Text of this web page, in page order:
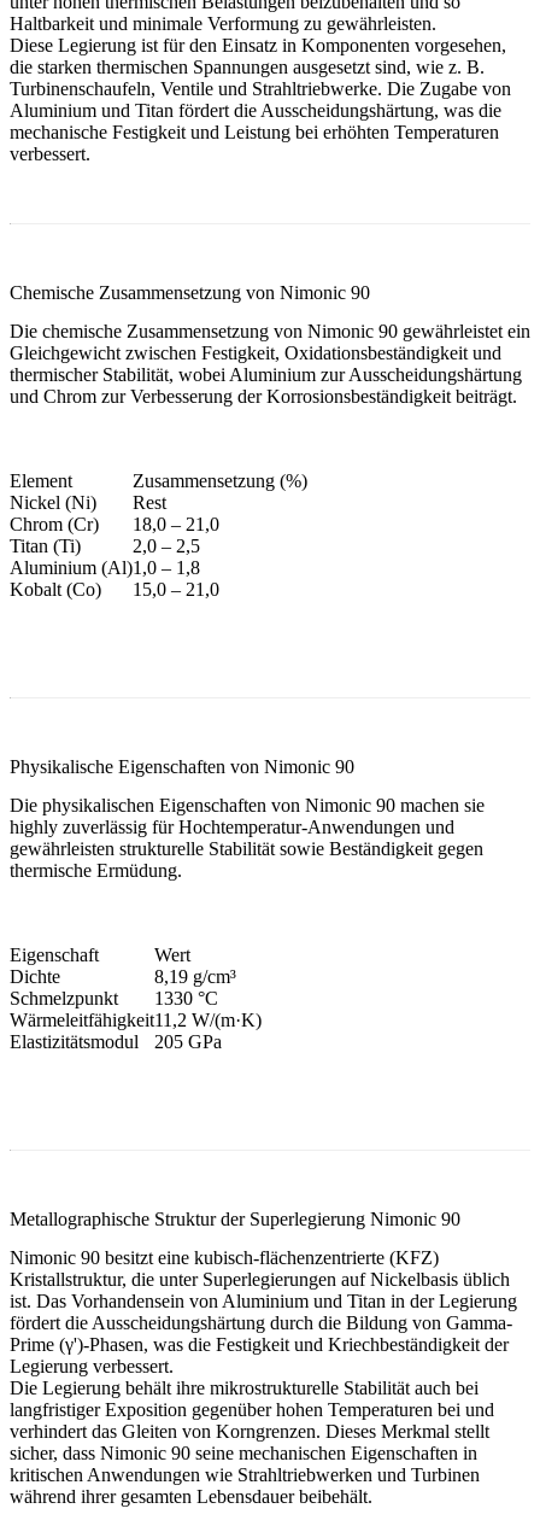
Haltbarkeit und minimale Verformung zu gewährleisten.
Diese Legierung ist für den Einsatz in Komponenten vorgesehen,
die starken thermischen Spannungen ausgesetzt sind, wie z. B.
Turbinenschaufeln, Ventile und Strahltriebwerke. Die Zugabe von
Aluminium und Titan fördert die Ausscheidungshärtung, was die
mechanische Festigkeit und Leistung bei erhöhten Temperaturen
verbessert.
Chemische Zusammensetzung von Nimonic 90
Die chemische Zusammensetzung von Nimonic 90 gewährleistet ein
Gleichgewicht zwischen Festigkeit, Oxidationsbeständigkeit und
thermischer Stabilität, wobei Aluminium zur Ausscheidungshärtung
und Chrom zur Verbesserung der Korrosionsbeständigkeit beiträgt.
Element
Zusammensetzung (%)
Nickel (Ni)
Rest
Chrom (Cr)
18,0 – 21,0
Titan (Ti)
2,0 – 2,5
Aluminium (Al)1,0 – 1,8
Kobalt (Co)
15,0 – 21,0
Physikalische Eigenschaften von Nimonic 90
Die physikalischen Eigenschaften von Nimonic 90 machen sie
highly zuverlässig fürHochtemperatur-Anwendungen und
gewährleisten strukturelle Stabilität sowie Beständigkeit gegen
thermische Ermüdung.
Eigenschaft
Wert
Dichte
8,19 g/cm³
Schmelzpunkt
1330 °C
Wärmeleitfähigkeit11,2 W/(m·K)
Elastizitätsmodul
205 GPa
Metallographische Struktur der Superlegierung Nimonic 90
Nimonic 90 besitzt eine kubisch-flächenzentrierte (KFZ)
Kristallstruktur, die unter Superlegierungen auf Nickelbasis üblich
ist. Das Vorhandensein von Aluminium und Titan in der Legierung
fördert die Ausscheidungshärtung durch die Bildung von Gamma-
Prime (γ')-Phasen, was die Festigkeit und Kriechbeständigkeit der
Legierung verbessert.
Die Legierung behält ihre mikrostrukturelle Stabilität auch bei
langfristiger Exposition gegenüber hohen Temperaturen bei und
verhindert das Gleiten von Korngrenzen. Dieses Merkmal stellt
sicher, dass Nimonic 90 seine mechanischen Eigenschaften in
kritischen Anwendungen wie Strahltriebwerken und Turbinen
während ihrer gesamten Lebensdauer beibehält.